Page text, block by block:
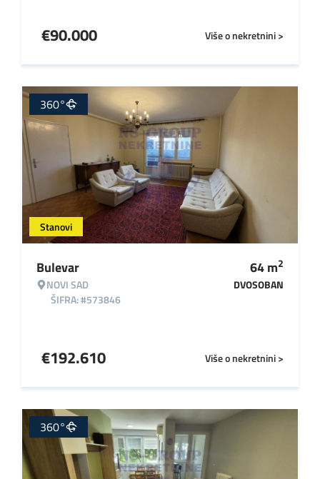
Više o nekretnini >
€90.000
Stanovi
360°
Bulevar
NOVI SAD
ŠIFRA: #573846
64m2
DVOSOBAN
Više o nekretnini >
€192.610
360°